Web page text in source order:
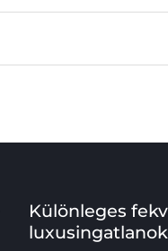
Különleges
luxusingatlanok